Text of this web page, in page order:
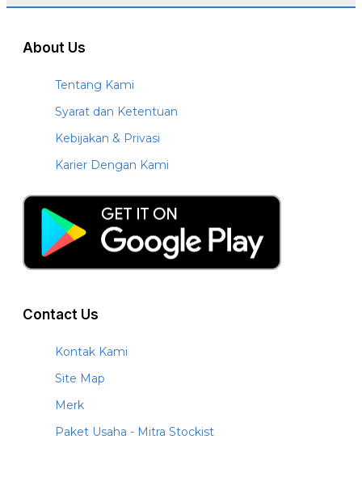
About Us
Tentang Kami
Syarat dan Ketentuan
Kebijakan & Privasi
Karier Dengan Kami
Contact Us
Kontak Kami
Site Map
Merk
Paket Usaha - Mitra Stockist